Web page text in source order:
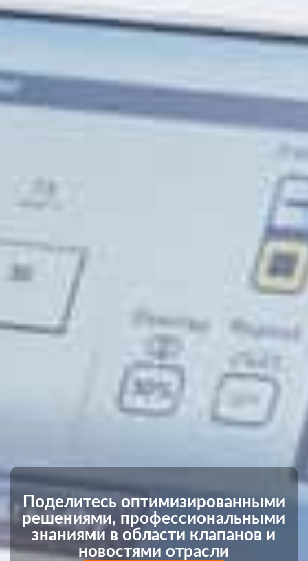
Поделитесь оптимизированными
решениями, профессиональными
знаниями в области клапанов и
новостями отрасли